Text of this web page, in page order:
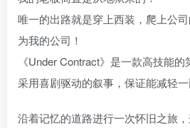
唯一的出路就是穿上西装，爬上公
为我的公司！
《Under Contract》是一款高技能的
采用喜剧驱动的叙事，保证能减轻一
沿着记忆的道路进行一次怀旧之旅